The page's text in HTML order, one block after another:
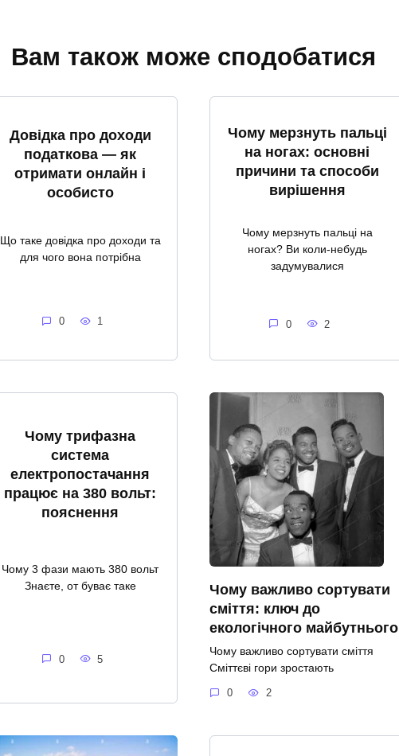
Вам також може сподобатися
Довідка про доходи
податкова — як
отримати онлайн і
особисто
Що таке довідка про доходи та
для чого вона потрібна
0 1
Чому мерзнуть пальці
на ногах: основні
причини та способи
вирішення
Чому мерзнуть пальці на
ногах? Ви коли-небудь
задумувалися
0 2
Чому трифазна
система
електропостачання
працює на 380 вольт:
пояснення
Чому 3 фази мають 380 вольт
Знаєте, от буває таке
0 5
Чому важливо сортувати
сміття: ключ до
екологічного майбутнього
Чому важливо сортувати сміття
Сміттєві гори зростають
0 2